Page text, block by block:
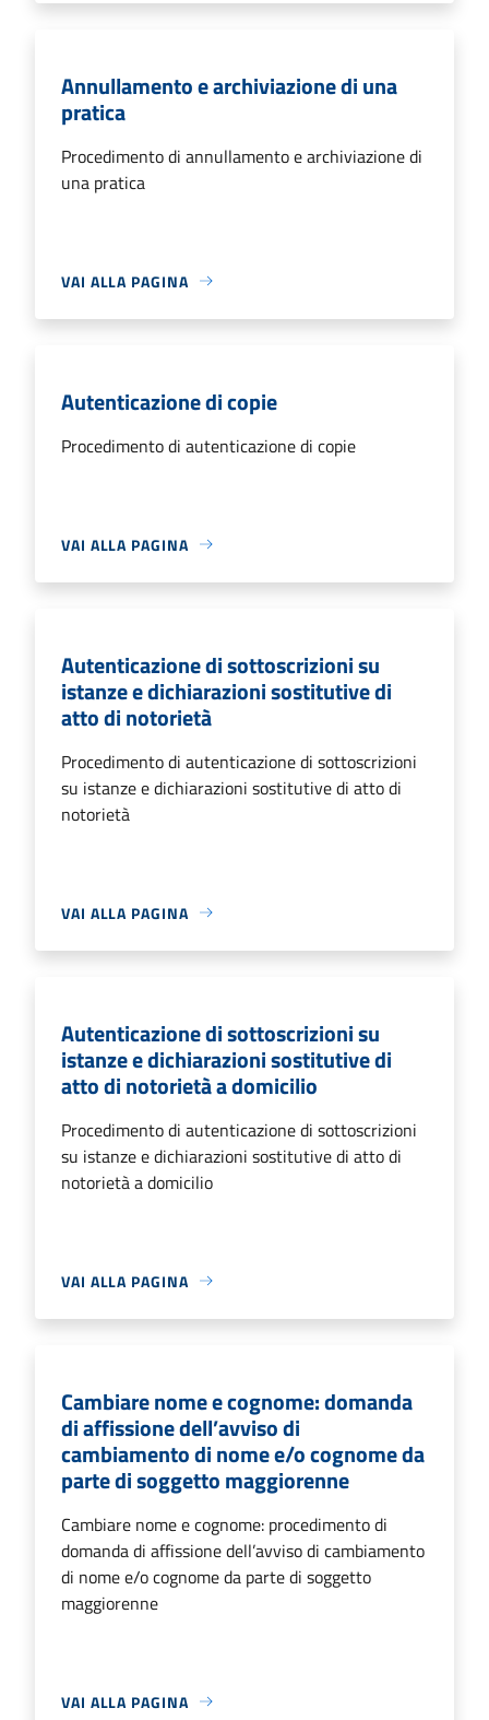
Annullamento e archiviazione di una
pratica
Procedimento di annullamento e archiviazione di
una pratica
VAI ALLA PAGINA
Autenticazione di copie
Procedimento di autenticazione di copie
VAI ALLA PAGINA
Autenticazione di sottoscrizioni su
istanze e dichiarazioni sostitutive di
atto di notorietà
Procedimento di autenticazione di sottoscrizioni
su istanze e dichiarazioni sostitutive di atto di
notorietà
VAI ALLA PAGINA
Autenticazione di sottoscrizioni su
istanze e dichiarazioni sostitutive di
atto di notorietà a domicilio
Procedimento di autenticazione di sottoscrizioni
su istanze e dichiarazioni sostitutive di atto di
notorietà a domicilio
VAI ALLA PAGINA
Cambiare nome e cognome: domanda
di affissione dell’avviso di
cambiamento di nome e/o cognome da
parte di soggetto maggiorenne
Cambiare nome e cognome: procedimento di
domanda di affissione dell’avviso di cambiamento
di nome e/o cognome da parte di soggetto
maggiorenne
VAI ALLA PAGINA